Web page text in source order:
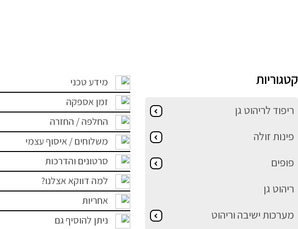
מידע טכני
זמן אספקה
החלפה / החזרה
משלוחים / איסוף עצמי
סרטונים והדרכות
למה דווקא אצלנו?
אחריות
ניתן להוסיף גם
קטגוריות
ריפוד לריהוט גן
פינות זולה
פופים
ריהוט גן
מערכות ישיבה וריהוט